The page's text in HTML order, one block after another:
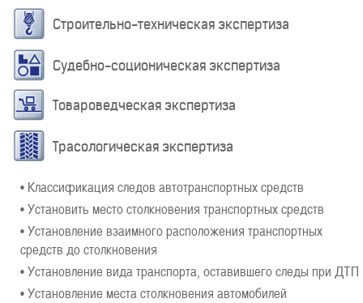
Строительно-техническая экспертиза
Судебно-соционическая экспертиза
Товароведческая экспертиза
Трасологическая экспертиза
• Классификация следов автотранспортных средств
• Установить место столкновения транспортных средств
• Установление взаимного расположения транспортных
средств до столкновения
• Установление вида транспорта, оставившего следы при ДТП
• Установление места столкновения автомобилей